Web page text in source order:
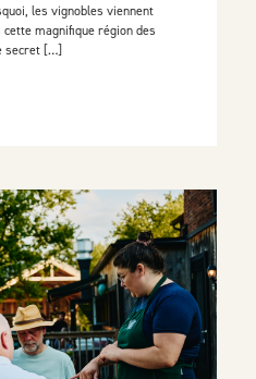
les vignobles viennent
magnifique région des
secret […]